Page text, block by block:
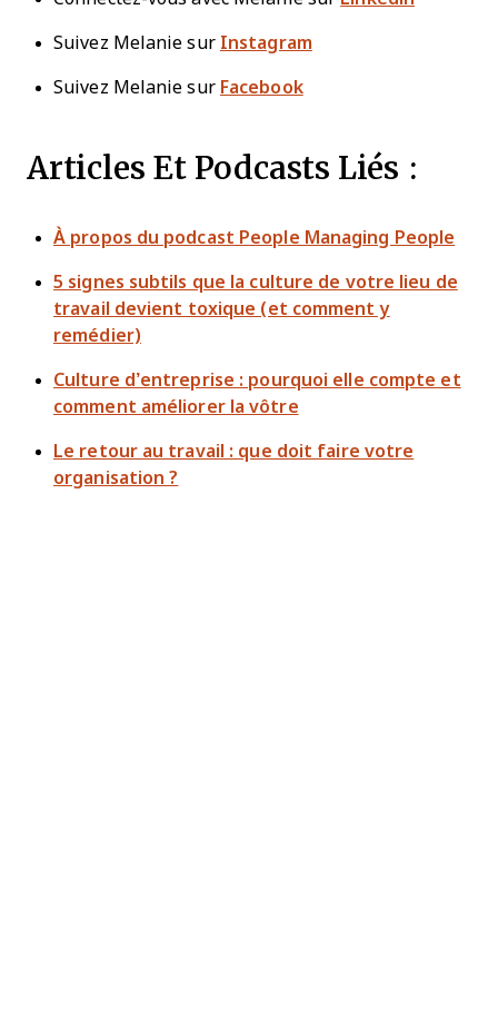
Suivez Melanie sur Instagram
Suivez Melanie sur Facebook
Articles Et Podcasts Liés :
À propos du podcast People Managing People
5 signes subtils que la culture de votre lieu de
travail devient toxique (et comment y
remédier)
Culture d’entreprise : pourquoi elle compte et
comment améliorer la vôtre
Le retour au travail : que doit faire votre
organisation ?